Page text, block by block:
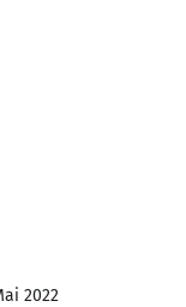
2022